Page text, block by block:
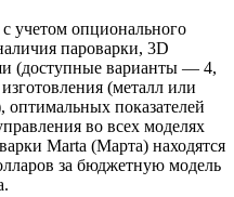
учетом опционального
пароварки, 3D
(доступные варианты — 4,
(металл или
оптимальных показателей
во всех моделях
Marta (Марта) находятся
за бюджетную модель